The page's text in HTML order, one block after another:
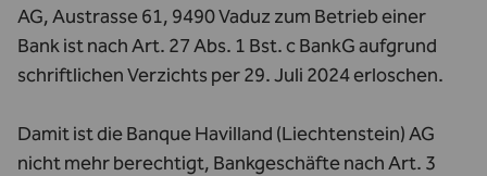
AG, Austrasse 61, 9490 Vaduz zum Betrieb einer
Bank ist nach Art. 27 Abs. 1 Bst. c BankG aufgrund
schriftlichen Verzichts per 29. Juli 2024 erloschen.
Damit ist die Banque Havilland (Liechtenstein) AG
nicht mehr berechtigt, Bankgeschäfte nach Art. 3